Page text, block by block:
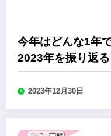
今年はどんな1年
2023年を振り返る
2023年12月30日